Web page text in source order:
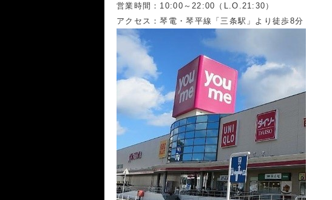
営業時間：10:00～22:00（L.O.21:30）
アクセス：琴電・琴平線「三条駅」より徒歩8分